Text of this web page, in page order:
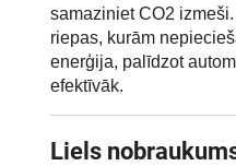
samaziniet CO2
riepas, kurām
enerģija, palīdzot
efektīvāk.
Liels